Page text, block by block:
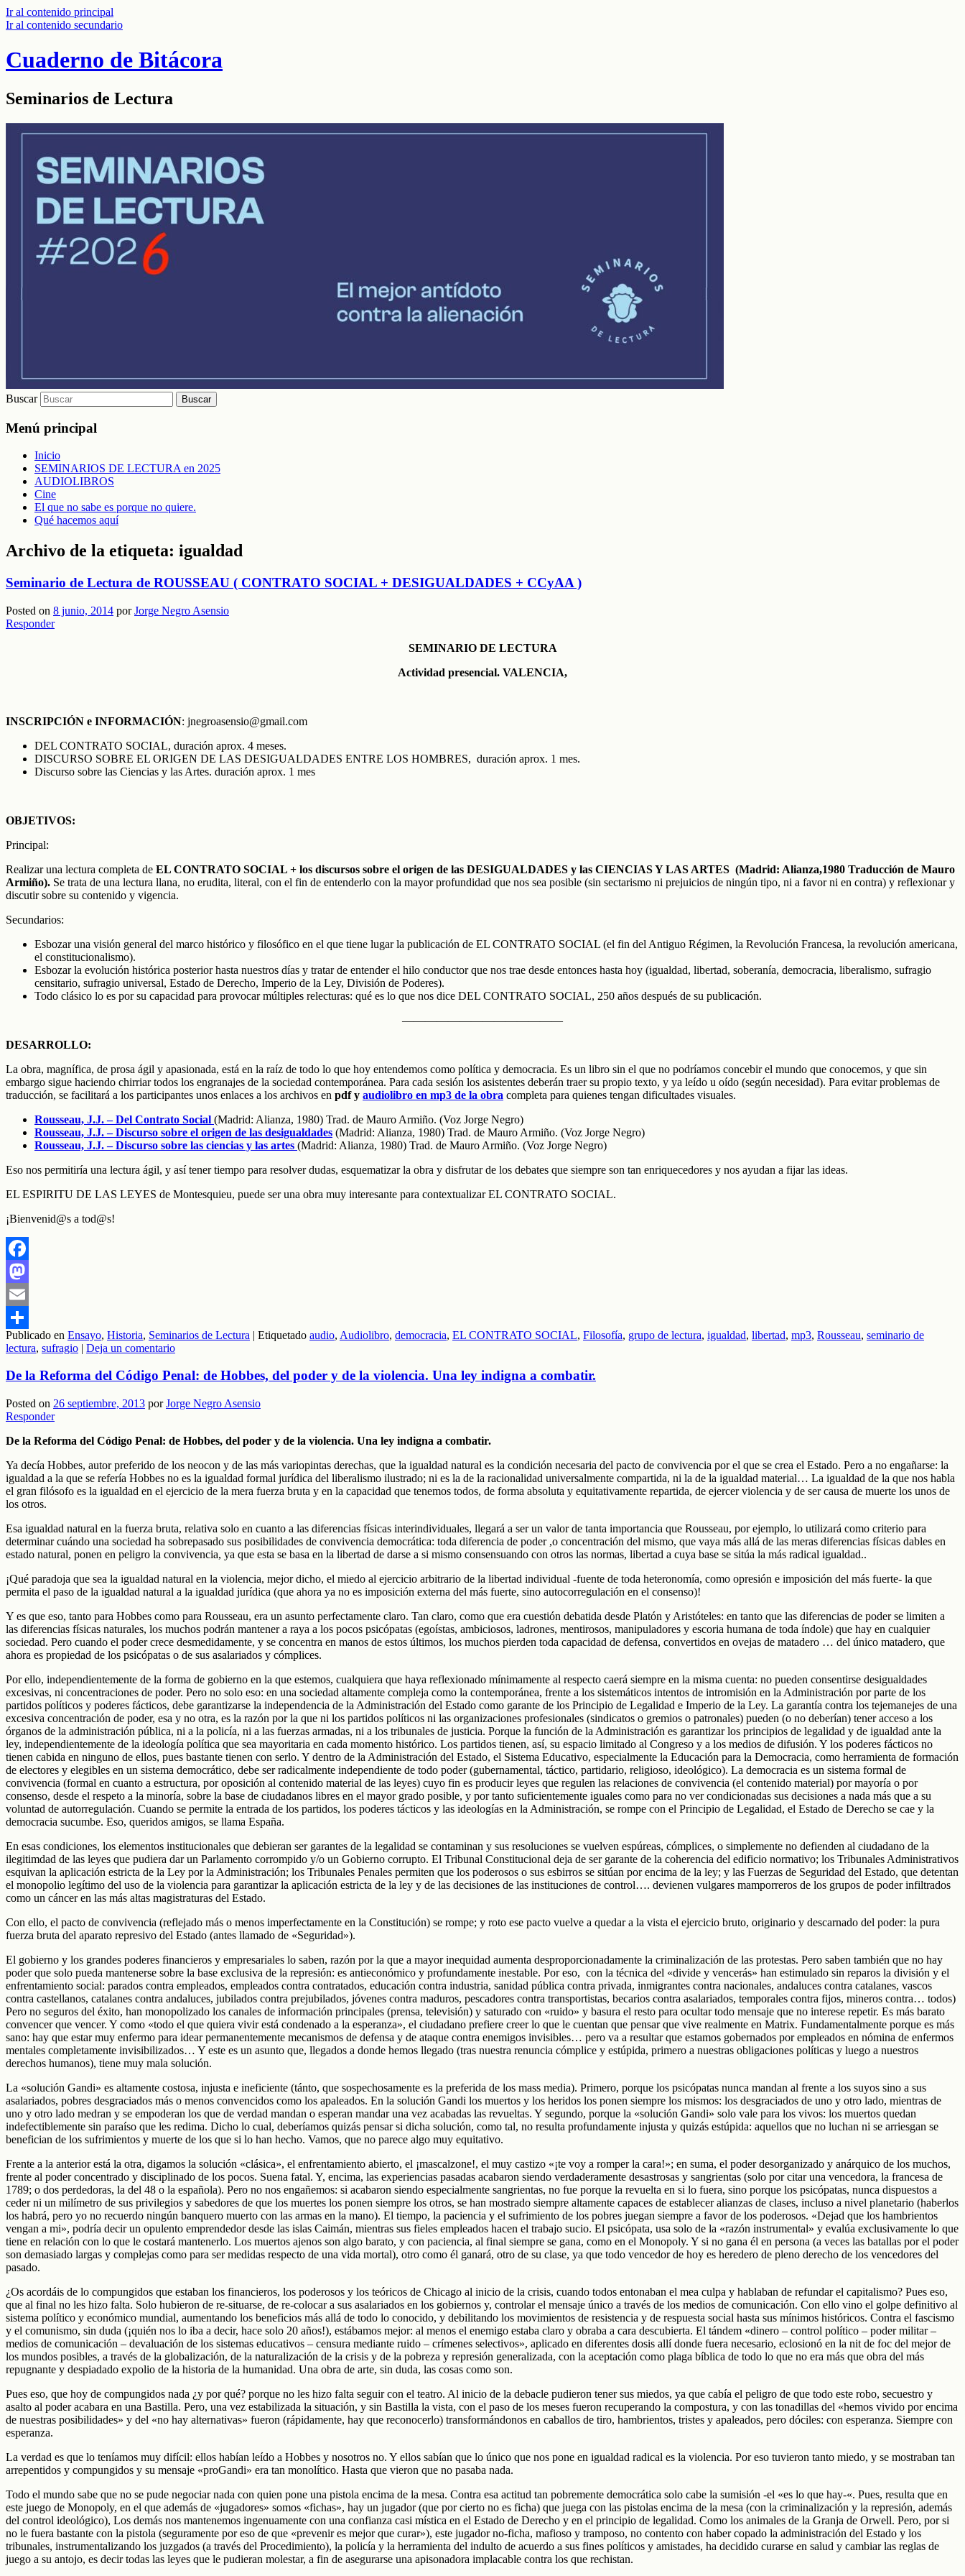
Ir al contenido principal
Ir al contenido secundario
Cuaderno de Bitácora
Seminarios de Lectura
Buscar
Menú principal
Inicio
SEMINARIOS DE LECTURA en 2025
AUDIOLIBROS
Cine
El que no sabe es porque no quiere.
Qué hacemos aquí
Archivo de la etiqueta: igualdad
Seminario de Lectura de ROUSSEAU ( CONTRATO SOCIAL + DESIGUALDADES + CCyAA )
Posted on 8 junio, 2014 porJorge Negro Asensio
Responder
SEMINARIO DE LECTURA
Actividad presencial. VALENCIA,
INSCRIPCIÓN e INFORMACIÓN: jnegroasensio@gmail.com
DEL CONTRATO SOCIAL, duración aprox. 4 meses.
DISCURSO SOBRE EL ORIGEN DE LAS DESIGUALDADES ENTRE LOS HOMBRES, duración aprox. 1 mes.
Discurso sobre las Ciencias y las Artes. duración aprox. 1 mes
OBJETIVOS:
Principal:
Realizar una lectura completa de EL CONTRATO SOCIAL + los discursos sobre el origen de las DESIGUALDADES y las CIENCIAS Y LAS ARTES (Madrid: Alianza,1980 Traducción de Mauro
Armiño). Se trata de una lectura llana, no erudita, literal, con el fin de entenderlo con la mayor profundidad que nos sea posible (sin sectarismo ni prejuicios de ningún tipo, ni a favor ni en contra) y reflexionar y
discutir sobre su contenido y vigencia.
Secundarios:
Esbozar una visión general del marco histórico y filosófico en el que tiene lugar la publicación de EL CONTRATO SOCIAL (el fin del Antiguo Régimen, la Revolución Francesa, la revolución americana,
el constitucionalismo).
Esbozar la evolución histórica posterior hasta nuestros días y tratar de entender el hilo conductor que nos trae desde entonces hasta hoy (igualdad, libertad, soberanía, democracia, liberalismo, sufragio
censitario, sufragio universal, Estado de Derecho, Imperio de la Ley, División de Poderes).
Todo clásico lo es por su capacidad para provocar múltiples relecturas: qué es lo que nos dice DEL CONTRATO SOCIAL, 250 años después de su publicación.
——————————————
DESARROLLO:
La obra, magnífica, de prosa ágil y apasionada, está en la raíz de todo lo que hoy entendemos como política y democracia. Es un libro sin el que no podríamos concebir el mundo que conocemos, y que sin
embargo sigue haciendo chirriar todos los engranajes de la sociedad contemporánea. Para cada sesión los asistentes deberán traer su propio texto, y ya leído u oído (según necesidad). Para evitar problemas de
traducción, se facilitará a los participantes unos enlaces a los archivos en pdf y audiolibro en mp3 de la obra completa para quienes tengan dificultades visuales.
Rousseau, J.J. – Del Contrato Social (Madrid: Alianza, 1980) Trad. de Mauro Armiño. (Voz Jorge Negro)
Rousseau, J.J. – Discurso sobre el origen de las desigualdades (Madrid: Alianza, 1980) Trad. de Mauro Armiño. (Voz Jorge Negro)
Rousseau, J.J. – Discurso sobre las ciencias y las artes (Madrid: Alianza, 1980) Trad. de Mauro Armiño. (Voz Jorge Negro)
Eso nos permitiría una lectura ágil, y así tener tiempo para resolver dudas, esquematizar la obra y disfrutar de los debates que siempre son tan enriquecedores y nos ayudan a fijar las ideas.
EL ESPIRITU DE LAS LEYES de Montesquieu, puede ser una obra muy interesante para contextualizar EL CONTRATO SOCIAL.
¡Bienvenid@s a tod@s!
Facebook
Mastodon
Email
Compartir
Publicado en Ensayo, Historia, Seminarios de Lectura | Etiquetado audio, Audiolibro, democracia, EL CONTRATO SOCIAL, Filosofía, grupo de lectura, igualdad, libertad, mp3, Rousseau, seminario de
lectura, sufragio | Deja un comentario
De la Reforma del Código Penal: de Hobbes, del poder y de la violencia. Una ley indigna a combatir.
Posted on 26 septiembre, 2013 porJorge Negro Asensio
Responder
De la Reforma del Código Penal: de Hobbes, del poder y de la violencia. Una ley indigna a combatir.
Ya decía Hobbes, autor preferido de los neocon y de las más variopintas derechas, que la igualdad natural es la condición necesaria del pacto de convivencia por el que se crea el Estado. Pero a no engañarse: la
igualdad a la que se refería Hobbes no es la igualdad formal jurídica del liberalismo ilustrado; ni es la de la racionalidad universalmente compartida, ni la de la igualdad material… La igualdad de la que nos habla
el gran filósofo es la igualdad en el ejercicio de la mera fuerza bruta y en la capacidad que tenemos todos, de forma absoluta y equitativamente repartida, de ejercer violencia y de ser causa de muerte los unos de
los otros.
Esa igualdad natural en la fuerza bruta, relativa solo en cuanto a las diferencias físicas interindividuales, llegará a ser un valor de tanta importancia que Rousseau, por ejemplo, lo utilizará como criterio para
determinar cuándo una sociedad ha sobrepasado sus posibilidades de convivencia democrática: toda diferencia de poder ,o concentración del mismo, que vaya más allá de las meras diferencias físicas dables en
estado natural, ponen en peligro la convivencia, ya que esta se basa en la libertad de darse a si mismo consensuando con otros las normas, libertad a cuya base se sitúa la más radical igualdad..
¡Qué paradoja que sea la igualdad natural en la violencia, mejor dicho, el miedo al ejercicio arbitrario de la libertad individual -fuente de toda heteronomía, como opresión e imposición del más fuerte- la que
permita el paso de la igualdad natural a la igualdad jurídica (que ahora ya no es imposición externa del más fuerte, sino autocorregulación en el consenso)!
Y es que eso, tanto para Hobbes como para Rousseau, era un asunto perfectamente claro. Tan claro, como que era cuestión debatida desde Platón y Aristóteles: en tanto que las diferencias de poder se limiten a
las diferencias físicas naturales, los muchos podrán mantener a raya a los pocos psicópatas (egoístas, ambiciosos, ladrones, mentirosos, manipuladores y escoria humana de toda índole) que hay en cualquier
sociedad. Pero cuando el poder crece desmedidamente, y se concentra en manos de estos últimos, los muchos pierden toda capacidad de defensa, convertidos en ovejas de matadero … del único matadero, que
ahora es propiedad de los psicópatas o de sus asalariados y cómplices.
Por ello, independientemente de la forma de gobierno en la que estemos, cualquiera que haya reflexionado mínimamente al respecto caerá siempre en la misma cuenta: no pueden consentirse desigualdades
excesivas, ni concentraciones de poder. Pero no solo eso: en una sociedad altamente compleja como la contemporánea, frente a los sistemáticos intentos de intromisión en la Administración por parte de los
partidos políticos y poderes fácticos, debe garantizarse la independencia de la Administración del Estado como garante de los Principio de Legalidad e Imperio de la Ley. La garantía contra los tejemanejes de una
excesiva concentración de poder, esa y no otra, es la razón por la que ni los partidos políticos ni las organizaciones profesionales (sindicatos o gremios o patronales) pueden (o no deberían) tener acceso a los
órganos de la administración pública, ni a la policía, ni a las fuerzas armadas, ni a los tribunales de justicia. Porque la función de la Administración es garantizar los principios de legalidad y de igualdad ante la
ley, independientemente de la ideología política que sea mayoritaria en cada momento histórico. Los partidos tienen, así, su espacio limitado al Congreso y a los medios de difusión. Y los poderes fácticos no
tienen cabida en ninguno de ellos, pues bastante tienen con serlo. Y dentro de la Administración del Estado, el Sistema Educativo, especialmente la Educación para la Democracia, como herramienta de formación
de electores y elegibles en un sistema democrático, debe ser radicalmente independiente de todo poder (gubernamental, táctico, partidario, religioso, ideológico). La democracia es un sistema formal de
convivencia (formal en cuanto a estructura, por oposición al contenido material de las leyes) cuyo fin es producir leyes que regulen las relaciones de convivencia (el contenido material) por mayoría o por
consenso, desde el respeto a la minoría, sobre la base de ciudadanos libres en el mayor grado posible, y por tanto suficientemente iguales como para no ver condicionadas sus decisiones a nada más que a su
voluntad de autorregulación. Cuando se permite la entrada de los partidos, los poderes tácticos y las ideologías en la Administración, se rompe con el Principio de Legalidad, el Estado de Derecho se cae y la
democracia sucumbe. Eso, queridos amigos, se llama España.
En esas condiciones, los elementos institucionales que debieran ser garantes de la legalidad se contaminan y sus resoluciones se vuelven espúreas, cómplices, o simplemente no defienden al ciudadano de la
ilegitimdad de las leyes que pudiera dar un Parlamento corrompido y/o un Gobierno corrupto. El Tribunal Constitucional deja de ser garante de la coherencia del edificio normativo; los Tribunales Administrativos
esquivan la aplicación estricta de la Ley por la Administración; los Tribunales Penales permiten que los poderosos o sus esbirros se sitúan por encima de la ley; y las Fuerzas de Seguridad del Estado, que detentan
el monopolio legítimo del uso de la violencia para garantizar la aplicación estricta de la ley y de las decisiones de las instituciones de control…. devienen vulgares mamporreros de los grupos de poder infiltrados
como un cáncer en las más altas magistraturas del Estado.
Con ello, el pacto de convivencia (reflejado más o menos imperfectamente en la Constitución) se rompe; y roto ese pacto vuelve a quedar a la vista el ejercicio bruto, originario y descarnado del poder: la pura
fuerza bruta del aparato represivo del Estado (antes llamado de «Seguridad»).
El gobierno y los grandes poderes financieros y empresariales lo saben, razón por la que a mayor inequidad aumenta desproporcionadamente la criminalización de las protestas. Pero saben también que no hay
poder que solo pueda mantenerse sobre la base exclusiva de la represión: es antieconómico y profundamente inestable. Por eso, con la técnica del «divide y vencerás» han estimulado sin reparos la división y el
enfrentamiento social: parados contra empleados, empleados contra contratados, educación contra industria, sanidad pública contra privada, inmigrantes contra nacionales, andaluces contra catalanes, vascos
contra castellanos, catalanes contra andaluces, jubilados contra prejubilados, jóvenes contra maduros, pescadores contra transportistas, becarios contra asalariados, temporales contra fijos, mineros contra… todos)
Pero no seguros del éxito, han monopolizado los canales de información principales (prensa, televisión) y saturado con «ruido» y basura el resto para ocultar todo mensaje que no interese repetir. Es más barato
convencer que vencer. Y como «todo el que quiera vivir está condenado a la esperanza», el ciudadano prefiere creer lo que le cuentan que pensar que vive realmente en Matrix. Fundamentalmente porque es más
sano: hay que estar muy enfermo para idear permanentemente mecanismos de defensa y de ataque contra enemigos invisibles… pero va a resultar que estamos gobernados por empleados en nómina de enfermos
mentales completamente invisibilizados… Y este es un asunto que, llegados a donde hemos llegado (tras nuestra renuncia cómplice y estúpida, primero a nuestras obligaciones políticas y luego a nuestros
derechos humanos), tiene muy mala solución.
La «solución Gandi» es altamente costosa, injusta e ineficiente (tánto, que sospechosamente es la preferida de los mass media). Primero, porque los psicópatas nunca mandan al frente a los suyos sino a sus
asalariados, pobres desgraciados más o menos convencidos como los apaleados. En la solución Gandi los muertos y los heridos los ponen siempre los mismos: los desgraciados de uno y otro lado, mientras de
uno y otro lado medran y se empoderan los que de verdad mandan o esperan mandar una vez acabadas las revueltas. Y segundo, porque la «solución Gandi» solo vale para los vivos: los muertos quedan
indefectiblemente sin paraíso que les redima. Dicho lo cual, deberíamos quizás pensar si dicha solución, como tal, no resulta profundamente injusta y quizás estúpida: aquellos que no luchan ni se arriesgan se
benefician de los sufrimientos y muerte de los que si lo han hecho. Vamos, que no parece algo muy equitativo.
Frente a la anterior está la otra, digamos la solución «clásica», el enfrentamiento abierto, el ¡mascalzone!, el muy castizo «¡te voy a romper la cara!»; en suma, el poder desorganizado y anárquico de los muchos,
frente al poder concentrado y disciplinado de los pocos. Suena fatal. Y, encima, las experiencias pasadas acabaron siendo verdaderamente desastrosas y sangrientas (solo por citar una vencedora, la francesa de
1789; o dos perdedoras, la del 48 o la española). Pero no nos engañemos: si acabaron siendo especialmente sangrientas, no fue porque la revuelta en si lo fuera, sino porque los psicópatas, nunca dispuestos a
ceder ni un milímetro de sus privilegios y sabedores de que los muertes los ponen siempre los otros, se han mostrado siempre altamente capaces de establecer alianzas de clases, incluso a nivel planetario (haberlos
los habrá, pero yo no recuerdo ningún banquero muerto con las armas en la mano). El tiempo, la paciencia y el sufrimiento de los pobres juegan siempre a favor de los poderosos. «Dejad que los hambrientos
vengan a mi», podría decir un opulento emprendedor desde las islas Caimán, mientras sus fieles empleados hacen el trabajo sucio. El psicópata, usa solo de la «razón instrumental» y evalúa exclusivamente lo que
tiene en relación con lo que le costará mantenerlo. Los muertos ajenos son algo barato, y con paciencia, al final siempre se gana, como en el Monopoly. Y si no gana él en persona (a veces las batallas por el poder
son demasiado largas y complejas como para ser medidas respecto de una vida mortal), otro como él ganará, otro de su clase, ya que todo vencedor de hoy es heredero de pleno derecho de los vencedores del
pasado.
¿Os acordáis de lo compungidos que estaban los financieros, los poderosos y los teóricos de Chicago al inicio de la crisis, cuando todos entonaban el mea culpa y hablaban de refundar el capitalismo? Pues eso,
que al final no les hizo falta. Solo hubieron de re-situarse, de re-colocar a sus asalariados en los gobiernos y, controlar el mensaje único a través de los medios de comunicación. Con ello vino el golpe definitivo al
sistema político y económico mundial, aumentando los beneficios más allá de todo lo conocido, y debilitando los movimientos de resistencia y de respuesta social hasta sus mínimos históricos. Contra el fascismo
y el comunismo, sin duda (¡quién nos lo iba a decir, hace solo 20 años!), estábamos mejor: al menos el enemigo estaba claro y obraba a cara descubierta. El tándem «dinero – control político – poder militar –
medios de comunicación – devaluación de los sistemas educativos – censura mediante ruido – crímenes selectivos», aplicado en diferentes dosis allí donde fuera necesario, eclosionó en la nit de foc del mejor de
los mundos posibles, a través de la globalización, de la naturalización de la crisis y de la pobreza y represión generalizada, con la aceptación como plaga bíblica de todo lo que no era más que obra del más
repugnante y despiadado expolio de la historia de la humanidad. Una obra de arte, sin duda, las cosas como son.
Pues eso, que hoy de compungidos nada ¿y por qué? porque no les hizo falta seguir con el teatro. Al inicio de la debacle pudieron tener sus miedos, ya que cabía el peligro de que todo este robo, secuestro y
asalto al poder acabara en una Bastilla. Pero, una vez estabilizada la situación, y sin Bastilla la vista, con el paso de los meses fueron recuperando la compostura, y con las tonadillas del «hemos vivido por encima
de nuestras posibilidades» y del «no hay alternativas» fueron (rápidamente, hay que reconocerlo) transformándonos en caballos de tiro, hambrientos, tristes y apaleados, pero dóciles: con esperanza. Siempre con
esperanza.
La verdad es que lo teníamos muy difícil: ellos habían leído a Hobbes y nosotros no. Y ellos sabían que lo único que nos pone en igualdad radical es la violencia. Por eso tuvieron tanto miedo, y se mostraban tan
arrepentidos y compungidos y su mensaje «proGandi» era tan monolítico. Hasta que vieron que no pasaba nada.
Todo el mundo sabe que no se pude negociar nada con quien pone una pistola encima de la mesa. Contra esa actitud tan pobremente democrática solo cabe la sumisión -el «es lo que hay-«. Pues, resulta que en
este juego de Monopoly, en el que además de «jugadores» somos «fichas», hay un jugador (que por cierto no es ficha) que juega con las pistolas encima de la mesa (con la criminalización y la represión, además
del control ideológico), Los demás nos mantenemos ingenuamente con una confianza casi mística en el Estado de Derecho y en el principio de legalidad. Como los animales de la Granja de Orwell. Pero, por si
no le fuera bastante con la pistola (seguramente por eso de que «prevenir es mejor que curar»), este jugador no-ficha, mafioso y tramposo, no contento con haber copado la administración del Estado y los
tribunales, instrumentalizando los juzgados (a través del Procedimiento), la policía y la herramienta del indulto de acuerdo a sus fines políticos y amistades, ha decidido curarse en salud y cambiar las reglas de
juego a su antojo, es decir todas las leyes que le pudieran molestar, a fin de asegurarse una apisonadora implacable contra los que rechistan.